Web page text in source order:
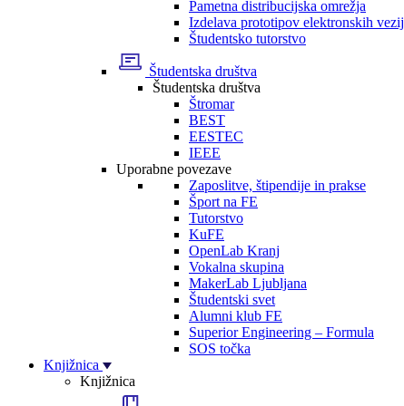
Pametna distribucijska omrežja
Izdelava prototipov elektronskih vezij
Študentsko tutorstvo
Študentska društva
Študentska društva
Štromar
BEST
EESTEC
IEEE
Uporabne povezave
Zaposlitve, štipendije in prakse
Šport na FE
Tutorstvo
KuFE
OpenLab Kranj
Vokalna skupina
MakerLab Ljubljana
Študentski svet
Alumni klub FE
Superior Engineering – Formula
SOS točka
Knjižnica
Knjižnica